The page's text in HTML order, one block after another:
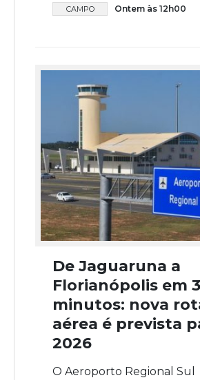
CAMPO Ontem às 12h00
De Jaguaruna a
Florianópolis em
minutos: nova
aérea é prevista
2026
O Aeroporto Regional Sul